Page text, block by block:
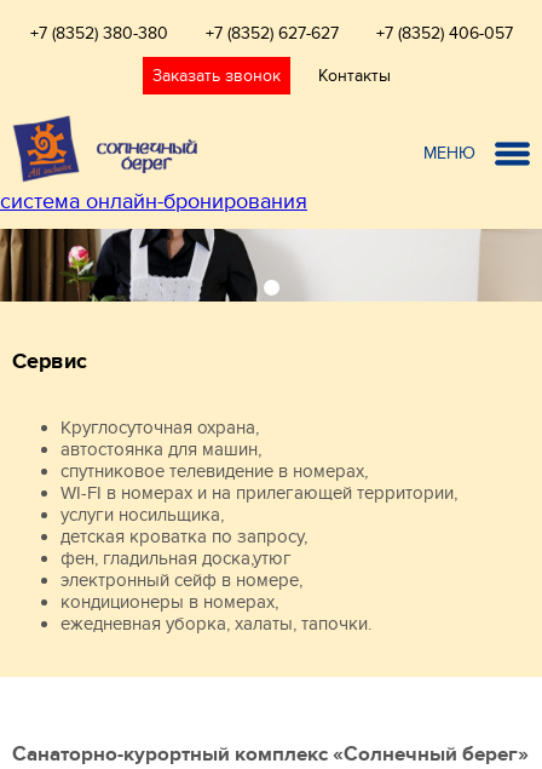
+7 (8352) 380-380 +7 (8352) 627-627 +7 (8352) 406-057
Заказать звонок Контакты
МЕНЮ
система онлайн-бронирования
Сервис
Круглосуточная охрана,
автостоянка для машин,
спутниковое телевидение в номерах,
WI-FI в номерах и на прилегающей территории,
услуги носильщика,
детская кроватка по запросу,
фен, гладильная доска,утюг
электронный сейф в номере,
кондиционеры в номерах,
ежедневная уборка, халаты, тапочки.
Санаторно-курортный комплекс «Солнечный берег»